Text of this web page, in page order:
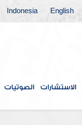
English
Indonesia
الاستشارات الصوتيات